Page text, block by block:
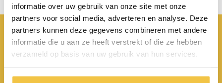
informatie over uw gebruik van onze site met onze
partners voor social media, adverteren en analyse. Deze
partners kunnen deze gegevens combineren met andere
informatie die u aan ze heeft verstrekt of die ze hebben
verzameld op basis van uw gebruik van hun services.
0485 800 814
Achterbroek 15 6596 MP Milsbeek